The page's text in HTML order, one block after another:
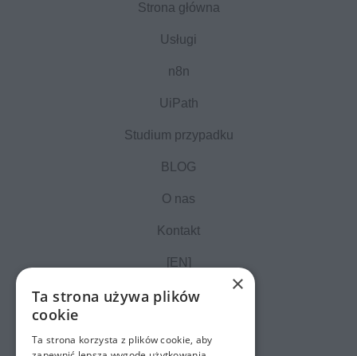
Strona główna
Usługi
n8n
UiPath
Studium przypadku
BLOG
O nas
Kontakt
[EN]
×
Ta strona używa plików
cookie
Ta strona korzysta z plików cookie, aby